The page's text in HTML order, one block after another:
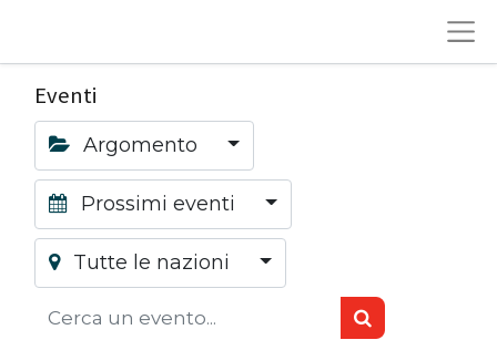
Eventi
Argomento
Prossimi eventi
Tutte le nazioni